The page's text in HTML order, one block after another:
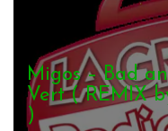
Atili
& Art-X – Lay